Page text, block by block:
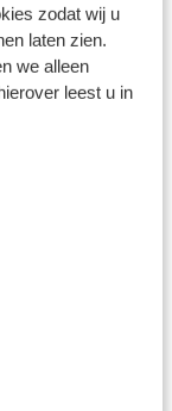
zodat wij u
laten zien.
we alleen
leest u in